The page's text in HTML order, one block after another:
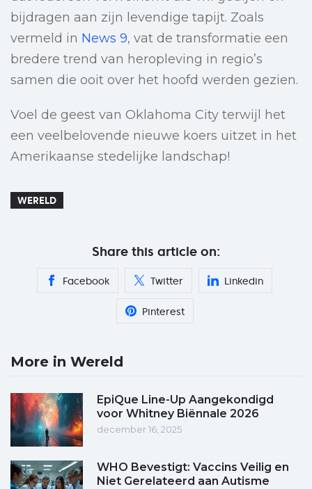
bijdragen aan zijn levendige tapijt. Zoals
vermeld in News 9, vat de transformatie een
bredere trend van heropleving in regio’s
samen die ooit over het hoofd werden gezien.
Voel de geest van Oklahoma City terwijl het
een veelbelovende nieuwe koers uitzet in het
Amerikaanse stedelijke landschap!
WERELD
Share this article on:
Facebook Twitter Linkedin
Pinterest
More in Wereld
EpiQue Line-Up Aangekondigd
voor Whitney Biënnale 2026
december 16, 2025
WHO Bevestigt: Vaccins Veilig en
Niet Gerelateerd aan Autisme